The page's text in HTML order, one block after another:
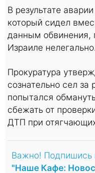
В результате
который сидел
данным обвинения,
Израиле нелегально.
Прокуратура
сознательно сел за
попытался
сбежать от
ДТП при
Важно! Подпишись
"Наше Кафе: